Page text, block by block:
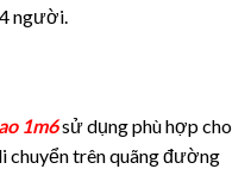
người.
1m6sử dụng phù hợp cho
chuyển trên quãng đường